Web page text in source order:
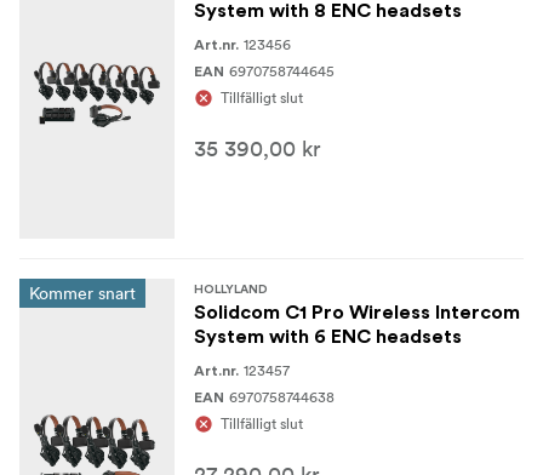
Cirka 2,5 timmar
Frekvensåtergivning
ENC OFF: 150Hz-7kHz (fluktuationsområde: ±6dB)
71±2dB@94dBSPL,1kHz
<1%@94dBSPL, 150Hz-7kHz
Mikrofontyp
System with 8 ENC headsets
Art.nr. 123456
EAN 6970758744645
Tillfälligt slut
35 390,00 kr
Kommer snart HOLLYLAND
Solidcom C1 Pro Wireless Intercom
System with 6 ENC headsets
Art.nr. 123457
EAN 6970758744638
Tillfälligt slut